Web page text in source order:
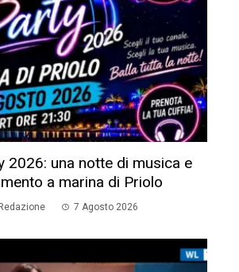
2026: una notte di musica e
a marina di Priolo
Redazione 7 Agosto 2026